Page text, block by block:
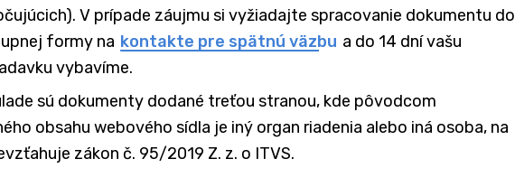
V prípade záujmu si vyžiadajte spracovanie dokumentu do
formy na kontakte pre spätnú väzbu a do 14 dní vašu
vybavíme.
sú dokumenty dodané treťou stranou, kde pôvodcom
obsahu webového sídla je iný organ riadenia alebo iná osoba, na
zákon č. 95/2019 Z. z. o ITVS.